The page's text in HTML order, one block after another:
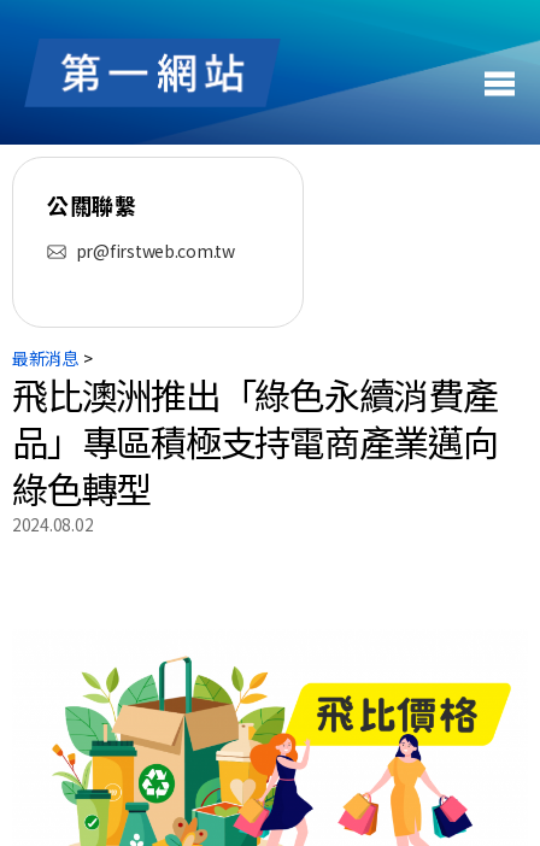
一
網
FIRSTWEB
LIMITED.
公關聯繫
pr@firstweb.com.tw
最新消息
飛比澳洲推出「綠色永續消費產
品」專區積極支持電商產業邁向
綠色轉型
2024.08.02